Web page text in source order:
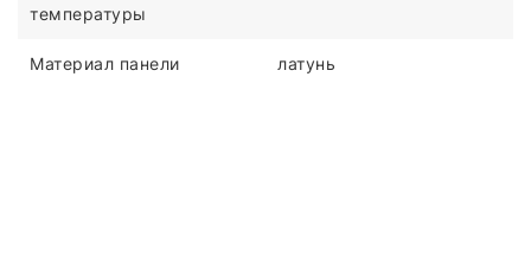
температуры
Материал панели латунь